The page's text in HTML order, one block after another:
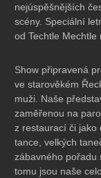
nejúspěšnějších
scény. Speciální
od Techtle Mechtle
Show připravená
ve starověkém
muži. Naše
zaměřenou na
z restaurací či jako
tance, velkých
zábavného pořadu
tomu jsou naše